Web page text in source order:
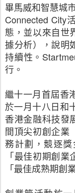
畢馬威和智慧城
Connected City
態，並以來自世
據分析），說明
持續性。
行。
繼十一月首屆香
於一月十八日和
香港金融科技發
間頂尖初創企業
務計劃，競逐
「最佳初期創
「最佳成熟期創